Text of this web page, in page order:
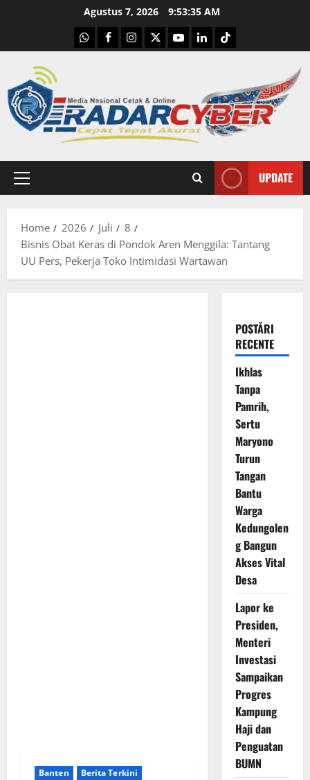
Agustus 7, 2026 9:53:36 AM
WhatsApp
Facebook
Instagram
X YoutubelinkedinTiktok
Primary
UPDATE
Home 2026 Juli
8
Bisnis Obat Keras di Pondok Aren Menggila: Tantang
UU Pers, Pekerja Toko Intimidasi Wartawan
Banten
Berita Terkini
POSTĂRI
RECENTE
Ikhlas
Tanpa
Pamrih,
Sertu
Maryono
Turun
Tangan
Bantu
Warga
Kedungolen
g Bangun
Akses Vital
Desa
Lapor ke
Presiden,
Menteri
Investasi
Sampaikan
Progres
Kampung
Haji dan
Penguatan
BUMN